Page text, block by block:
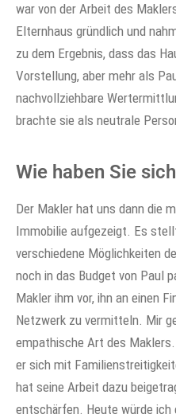
war von der Arbeit des
Elternhaus gründlich und
zu dem Ergebnis, dass das
Vorstellung, aber mehr als
nachvollziehbare
brachte sie als neutrale
Wie haben Sie
Der Makler hat uns dann die
Immobilie aufgezeigt. Es
verschiedene Möglichkeiten
noch in das Budget von Paul
Makler ihm vor, ihn an einen
Netzwerk zu vermitteln. Mir
empathische Art des
er sich mit
hat seine Arbeit dazu
entschärfen. Heute würde